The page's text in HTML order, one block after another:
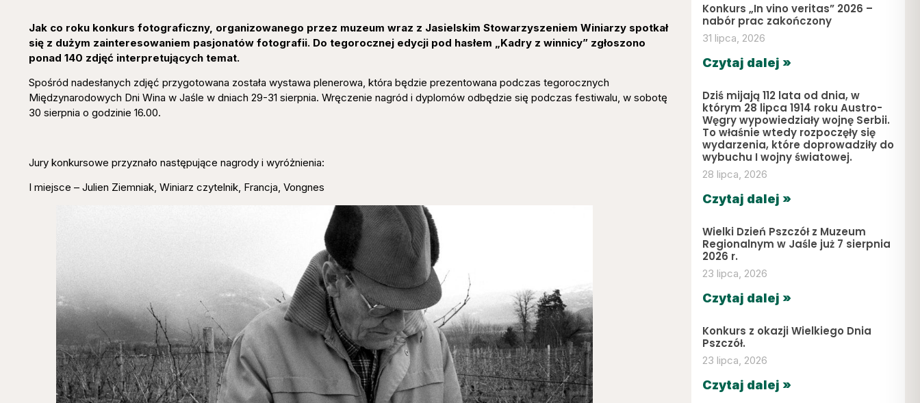
Jak co roku konkurs fotograficzny, organizowanego przez muzeum wraz z Jasielskim Stowarzyszeniem Winiarzy spotkał
się z dużym zainteresowaniem pasjonatów fotografii. Do tegorocznej edycji pod hasłem „Kadry z winnicy” zgłoszono
ponad 140 zdjęć interpretujących temat.
Spośród nadesłanych zdjęć przygotowana została wystawa plenerowa, która będzie prezentowana podczas tegorocznych
Międzynarodowych Dni Wina w Jaśle w dniach 29-31 sierpnia. Wręczenie nagród i dyplomów odbędzie się podczas festiwalu, w sobotę
30 sierpnia o godzinie 16.00.
Jury konkursowe przyznało następujące nagrody i wyróżnienia:
I miejsce – Julien Ziemniak, Winiarz czytelnik, Francja, Vongnes
Konkurs „In vino veritas” 2026 –
nabór prac zakończony
31 lipca, 2026
Czytaj dalej »
Dziś mijają 112 lata od dnia, w
którym 28 lipca 1914 roku Austro-
Węgry wypowiedziały wojnę Serbii.
To właśnie wtedy rozpoczęły się
wydarzenia, które doprowadziły do
wybuchu I wojny światowej.
28 lipca, 2026
Czytaj dalej »
Wielki Dzień Pszczół z Muzeum
Regionalnym w Jaśle już 7 sierpnia
2026 r.
23 lipca, 2026
Czytaj dalej »
Konkurs z okazji Wielkiego Dnia
Pszczół.
23 lipca, 2026
Czytaj dalej »